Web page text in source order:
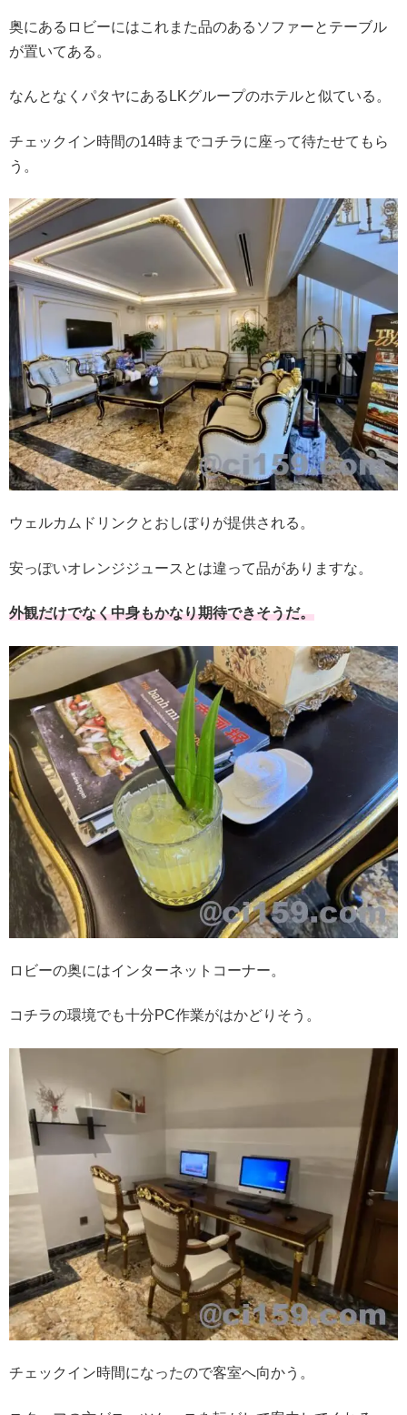
奥にあるロビーにはこれまた品のあるソファーとテーブル
が置いてある。
なんとなくパタヤにあるLKグループのホテルと似ている。
チェックイン時間の14時までコチラに座って待たせてもら
う。
ウェルカムドリンクとおしぼりが提供される。
安っぽいオレンジジュースとは違って品がありますな。
外観だけでなく中身もかなり期待できそうだ。
ロビーの奥にはインターネットコーナー。
コチラの環境でも十分PC作業がはかどりそう。
チェックイン時間になったので客室へ向かう。